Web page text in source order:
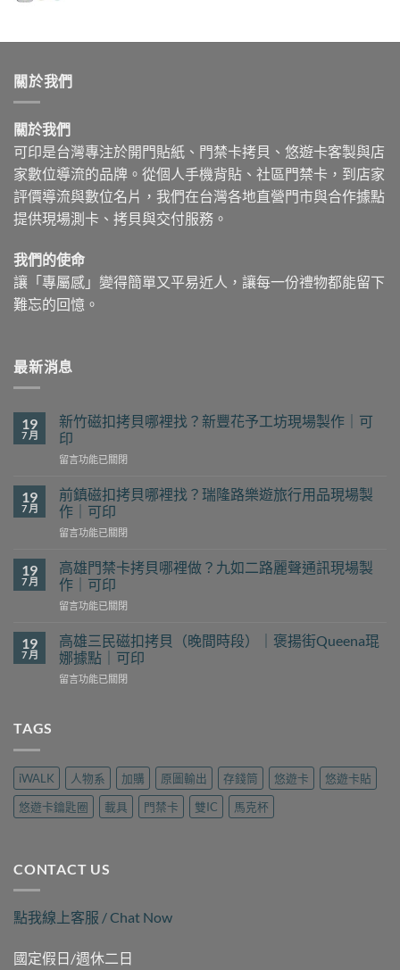
關於我們
關於我們
可印是台灣專注於開門貼紙、門禁卡拷貝、悠遊卡客製與店
家數位導流的品牌。從個人手機背貼、社區門禁卡，到店家
評價導流與數位名片，我們在台灣各地直營門市與合作據點
提供現場測卡、拷貝與交付服務。
我們的使命
讓「專屬感」變得簡單又平易近人，讓每一份禮物都能留下
難忘的回憶。
最新消息
19
7 月
新竹磁扣拷貝哪裡找？新豐花予工坊現場製作｜可
印
在
竹
磁
扣
拷
哪
裡
找？
新
花
予
坊
印〉
中
留言功能已關閉
19
7 月
前鎮磁扣拷貝哪裡找？瑞隆路樂遊旅行用品現場製
作｜可印
在
鎮
磁
扣
拷
哪
裡
找？
瑞
用
品
現
作
印〉
中
留言功能已關閉
19
7 月
高雄門禁卡拷貝哪裡做？九如二路麗聲通訊現場製
作｜可印
在
雄
門
禁
卡
九
如
二
路
通
訊
場
製
｜
留言功能已關閉
19
7 月
高雄三民磁扣拷貝（晚間時段）｜褒揚街Queena琨
娜據點｜可印
在
扣
貝
（晚
｜
街
琨
娜
留言功能已關閉
TAGS
iWALK 人物系 加購 原圖輸出 存錢筒 悠遊卡
悠遊卡貼
悠遊卡鑰匙圈
載具 門禁卡 雙IC 馬克杯
CONTACT US
點我線上客服 / Chat Now
國定假日/週休二日